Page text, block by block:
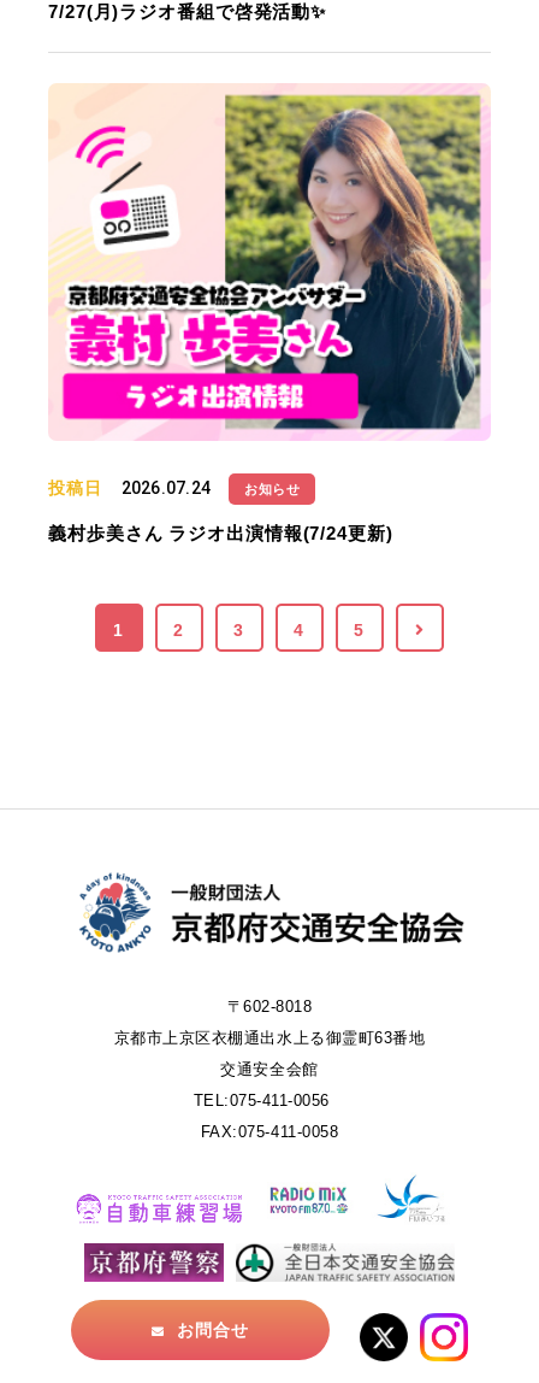
7/27(月)ラジオ番組で啓発活動✨
投稿日 2026.07.24 お知らせ
義村歩美さん ラジオ出演情報(7/24更新)
1 2 3 4 5
〒602-8018
京都市上京区衣棚通出水上る御霊町63番地
交通安全会館
TEL:075-411-0056
FAX:075-411-0058
お問合せ